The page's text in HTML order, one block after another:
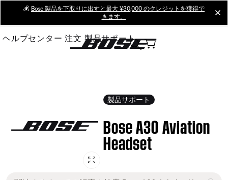
Main
💰 Bose 製品を下取りに出すと最大 ¥30,000 のクレジットを獲得で
きます。
ヘルプセンター 注文 製品サポート
製品サポート
Bose A30 Aviation
Headset